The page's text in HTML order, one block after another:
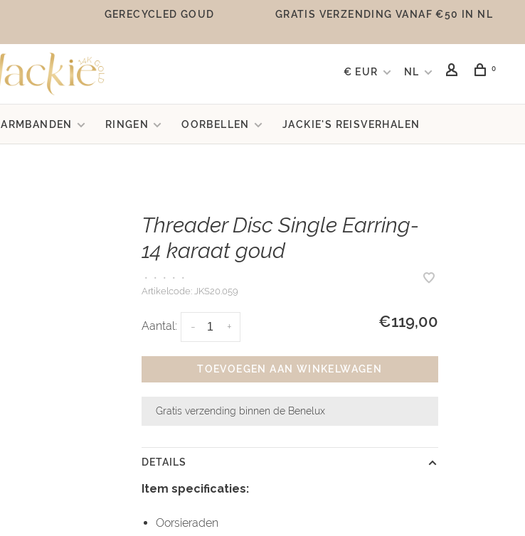
GERECYCLED GOUD GRATIS VERZENDING VANAF €50 IN NL
€ EUR NL 0
ARMBANDEN RINGEN OORBELLEN JACKIE'S REISVERHALEN
Threader Disc Single Earring-
14 karaat goud
• • • •
•
Artikelcode:JKS20.059
Aantal: +
- €119,00
TOEVOEGEN AAN WINKELWAGEN
Gratis verzending binnen de Benelux
DETAILS
Item specificaties:
Oorsieraden